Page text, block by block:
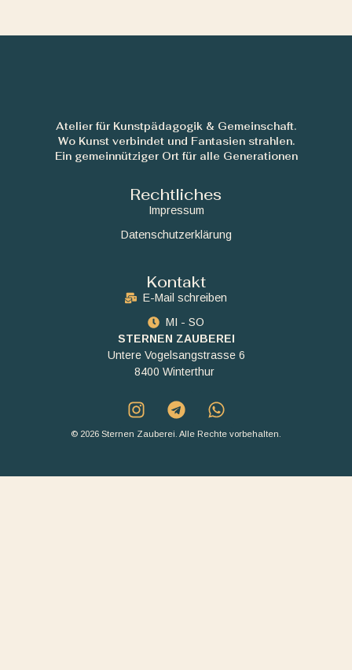
Atelier für Kunstpädagogik & Gemeinschaft.
Wo Kunst verbindet und Fantasien strahlen.
Ein gemeinnütziger Ort für alle Generationen
Rechtliches
Impressum
Datenschutzerklärung
Kontakt
E-Mail schreiben
MI - SO
STERNEN ZAUBEREI
Untere Vogelsangstrasse 6
8400 Winterthur
© 2026 Sternen Zauberei. Alle Rechte vorbehalten.